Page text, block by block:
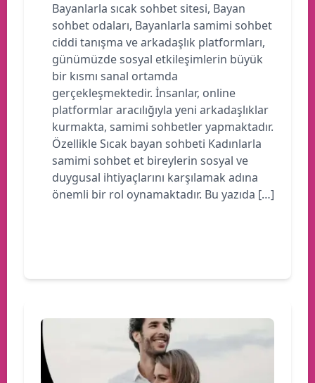
Bayanlarla sıcak sohbet sitesi, Bayan
sohbet odaları, Bayanlarla samimi sohbet
ciddi tanışma ve arkadaşlık platformları,
günümüzde sosyal etkileşimlerin büyük
bir kısmı sanal ortamda
gerçekleşmektedir. İnsanlar, online
platformlar aracılığıyla yeni arkadaşlıklar
kurmakta, samimi sohbetler yapmaktadır.
Özellikle Sıcak bayan sohbeti Kadınlarla
samimi sohbet et bireylerin sosyal ve
duygusal ihtiyaçlarını karşılamak adına
önemli bir rol oynamaktadır. Bu yazıda […]